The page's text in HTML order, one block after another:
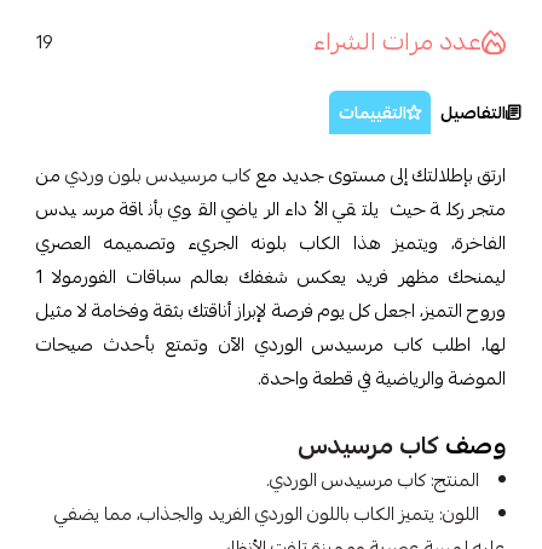
عدد مرات الشراء 19
التفاصيل التقييمات
ارتق بإطلالتك إلى مستوى جديد معكاب مرسيدس بلون ورديمن
متجر ركلة حيث يلتقي الأداء الرياضي القوي بأناقة مرسيدس
الفاخرة، ويتميز هذا الكاب بلونه الجريء وتصميمه العصري
ليمنحك مظهر فريد يعكس شغفك بعالم سباقات الفورمولا 1
وروح التميز، اجعل كل يوم فرصة لإبراز أناقتك بثقة وفخامة لا مثيل
لها، اطلب كاب مرسيدس الوردي الآن وتمتع بأحدث صيحات
الموضة والرياضية في قطعة واحدة.
وصفكاب مرسيدس
المنتج: كاب مرسيدس الوردي.
اللون: يتميز الكاب باللون الوردي الفريد والجذاب، مما يضفي